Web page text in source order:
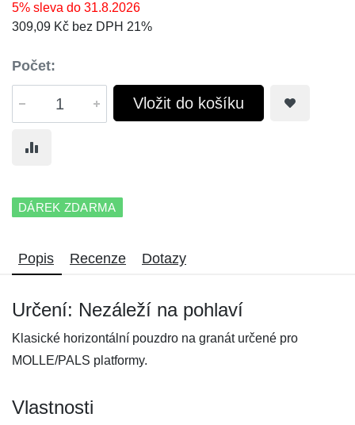
5% sleva do 31.8.2026
309,09 Kč bez DPH 21%
Počet:
Vložit do košíku
DÁREK ZDARMA
Popis Recenze Dotazy
Určení: Nezáleží na pohlaví
Klasické horizontální pouzdro na granát určené pro
MOLLE/PALS platformy.
Vlastnosti